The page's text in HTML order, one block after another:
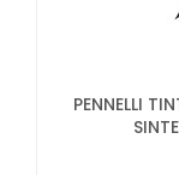
PENNELLI